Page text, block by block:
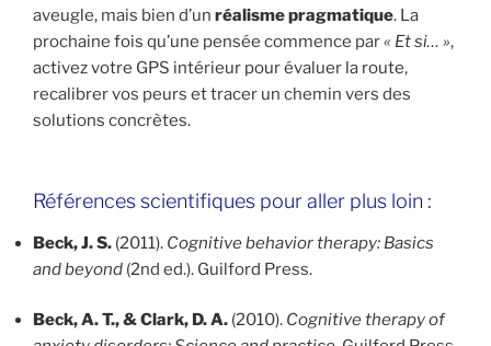
aveugle, mais bien d’un réalisme pragmatique. La
prochaine fois qu’une pensée commence par« Et si… »,
activez votre GPS intérieur pour évaluer la route,
recalibrer vos peurs et tracer un chemin vers des
solutions concrètes.
Références scientifiques pour aller plus loin :
Beck, J. S. (2011). Cognitive behavior therapy: Basics
and beyond (2nd ed.). Guilford Press.
Beck, A. T., & Clark, D. A. (2010). Cognitive therapy of